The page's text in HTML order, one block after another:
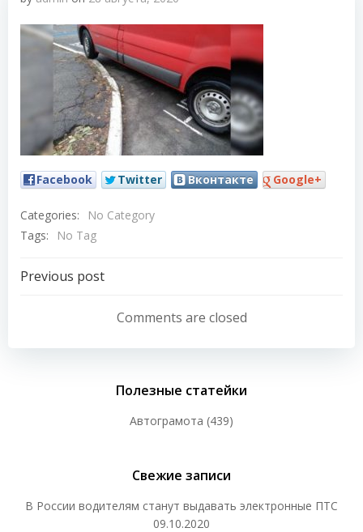
Facebook Twitter Вконтакте Google+
Categories:
No Category
Tags:
No Tag
Навигация
записям
Previous post
Comments are closed
Полезные статейки
Автограмота (439)
Свежие записи
В России водителям станут выдавать электронные ПТС
09.10.2020